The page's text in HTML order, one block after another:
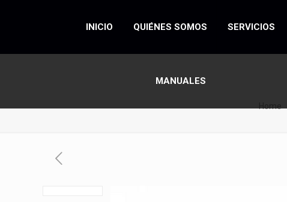
INICIO QUIÉNES SOMOS SERVICIOS
MANUALES